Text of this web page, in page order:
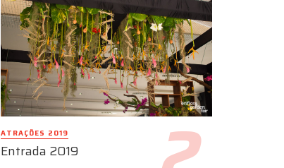
ATRAÇÕES 2019
Entrada 2019